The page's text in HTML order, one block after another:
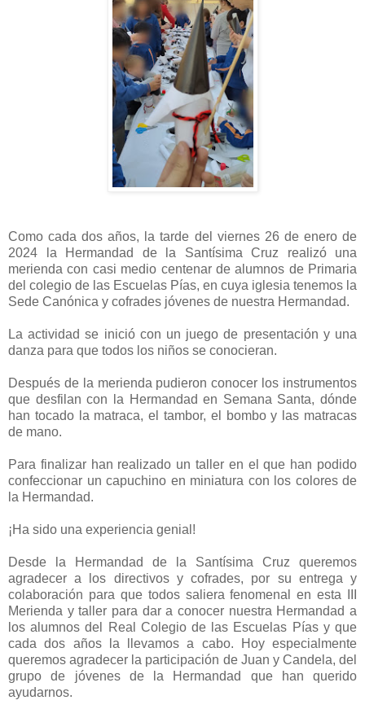
Como cada dos años, la tarde del viernes 26 de enero de
2024 la Hermandad de la Santísima Cruz realizó una
merienda con casi medio centenar de alumnos de Primaria
del colegio de las Escuelas Pías, en cuya iglesia tenemos la
Sede Canónica y cofrades jóvenes de nuestra Hermandad.
La actividad se inició con un juego de presentación y una
danza para que todos los niños se conocieran.
Después de la merienda pudieron conocer los instrumentos
que desfilan con la Hermandad en Semana Santa, dónde
han tocado la matraca, el tambor, el bombo y las matracas
de mano.
Para finalizar han realizado un taller en el que han podido
confeccionar un capuchino en miniatura con los colores de
la Hermandad.
¡Ha sido una experiencia genial!
Desde la Hermandad de la Santísima Cruz queremos
agradecer a los directivos y cofrades, por su entrega y
colaboración para que todos saliera fenomenal en esta III
Merienda y taller para dar a conocer nuestra Hermandad a
los alumnos del Real Colegio de las Escuelas Pías y que
cada dos años la llevamos a cabo. Hoy especialmente
queremos agradecer la participación de Juan y Candela, del
grupo de jóvenes de la Hermandad que han querido
ayudarnos.